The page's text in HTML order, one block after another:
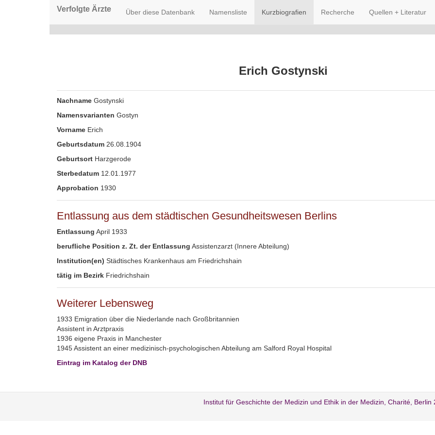
Verfolgte Ärzte Über diese Datenbank Namensliste Kurzbiografien Recherche Quellen + Literatur
Erich Gostynski
Nachname Gostynski
Namensvarianten Gostyn
Vorname Erich
Geburtsdatum 26.08.1904
Geburtsort Harzgerode
Sterbedatum 12.01.1977
Approbation 1930
Entlassung aus dem städtischen Gesundheitswesen Berlins
Entlassung April 1933
berufliche Position z. Zt. der Entlassung Assistenzarzt (Innere Abteilung)
Institution(en) Städtisches Krankenhaus am Friedrichshain
tätig im Bezirk Friedrichshain
Weiterer Lebensweg
1933 Emigration über die Niederlande nach Großbritannien
Assistent in Arztpraxis
1936 eigene Praxis in Manchester
1945 Assistent an einer medizinisch-psychologischen Abteilung am Salford Royal Hospital
Eintrag im Katalog der DNB
Institut für Geschichte der Medizin und Ethik in der Medizin, Charité, Berlin